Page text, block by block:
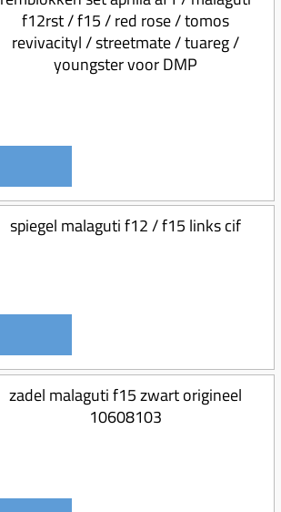
f12rst / f15 / red rose / tomos
revivacityl / streetmate / tuareg /
youngster voor DMP
spiegel malaguti f12 / f15 links cif
zadel malaguti f15 zwart origineel
10608103